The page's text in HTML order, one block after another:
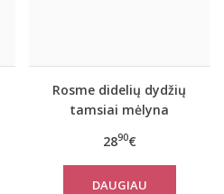
Rosme didelių dydžių
tamsiai mėlyna
2890€
DAUGIAU